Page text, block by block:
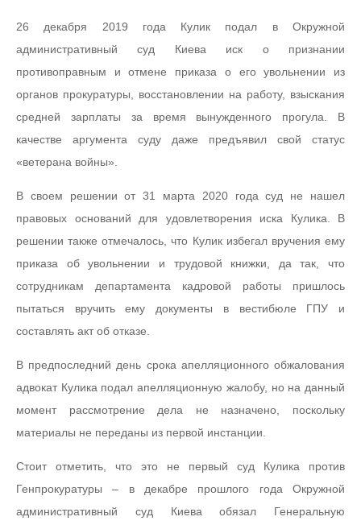
26 декабря 2019 года Кулик подал в Окружной
административный суд Киева иск о признании
противоправным и отмене приказа о его увольнении из
органов прокуратуры, восстановлении на работу, взыскания
средней зарплаты за время вынужденного прогула. В
качестве аргумента суду даже предъявил свой статус
«ветерана войны».
В своем решении от 31 марта 2020 года суд не нашел
правовых оснований для удовлетворения иска Кулика. В
решении также отмечалось, что Кулик избегал вручения ему
приказа об увольнении и трудовой книжки, да так, что
сотрудникам департамента кадровой работы пришлось
пытаться вручить ему документы в вестибюле ГПУ и
составлять акт об отказе.
В предпоследний день срока апелляционного обжалования
адвокат Кулика подал апелляционную жалобу, но на данный
момент рассмотрение дела не назначено, поскольку
материалы не переданы из первой инстанции.
Стоит отметить, что это не первый суд Кулика против
Генпрокуратуры – в декабре прошлого года Окружной
административный суд Киева обязал Генеральную